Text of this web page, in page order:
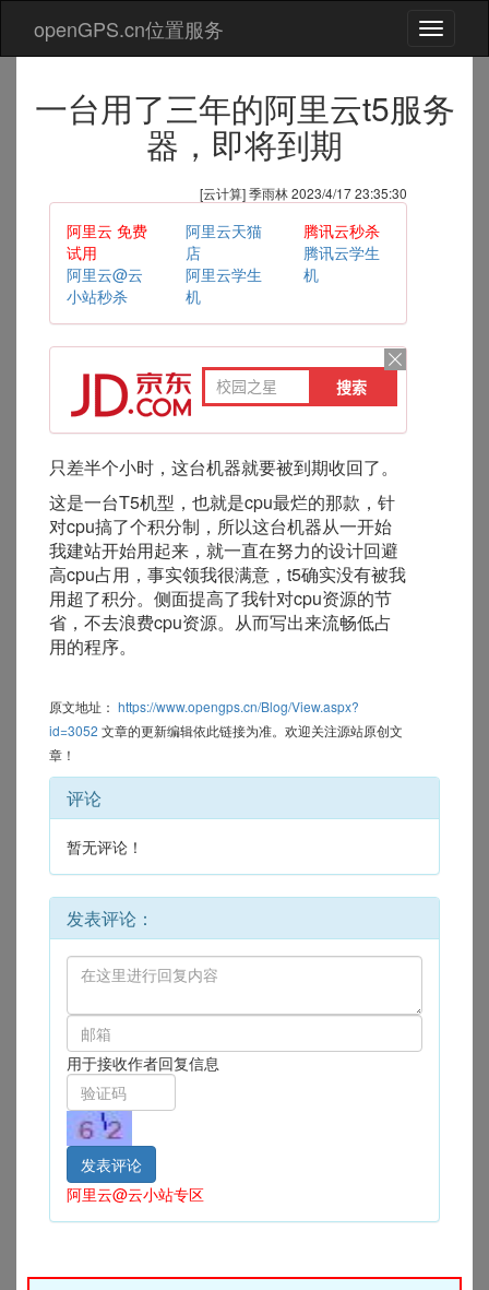
切
换
航
openGPS.cn位置服务
一台用了三年的阿里云t5服务
器，即将到期
[云计算] 季雨林 2023/4/17 23:35:30
阿里云 免费
试用
阿里云@云
小站秒杀
阿里云天猫
店
阿里云学生
机
腾讯云秒杀
腾讯云学生
机
只差半个小时，这台机器就要被到期收回了。
这是一台T5机型，也就是cpu最烂的那款，针
对cpu搞了个积分制，所以这台机器从一开始
我建站开始用起来，就一直在努力的设计回避
高cpu占用，事实领我很满意，t5确实没有被我
用超了积分。侧面提高了我针对cpu资源的节
省，不去浪费cpu资源。从而写出来流畅低占
用的程序。
原文地址： https://www.opengps.cn/Blog/View.aspx?
id=3052 文章的更新编辑依此链接为准。欢迎关注源站原创文
章！
评论
暂无评论！
发表评论：
用于接收作者回复信息
阿里云@云小站专区